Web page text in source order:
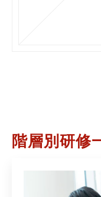
階層別研修